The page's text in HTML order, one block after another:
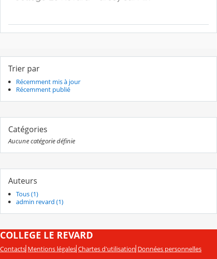
Trier par
Récemment mis à jour
Récemment publié
Catégories
Aucune catégorie définie
Auteurs
Tous (1)
admin revard (1)
COLLEGE LE REVARD
Contacts Mentions légales Chartes d'utilisation Données personnelles